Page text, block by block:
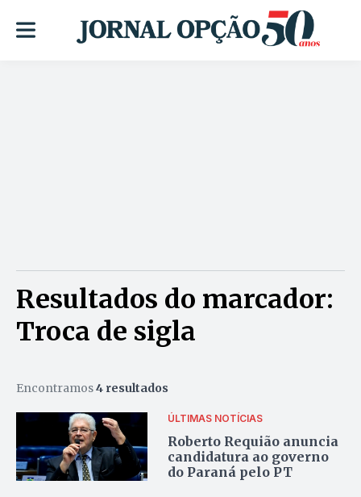
Resultados do marcador:
Troca de sigla
Encontramos4 resultados
ÚLTIMAS NOTÍCIAS
Roberto Requião anuncia
candidatura ao governo
do Paraná pelo PT